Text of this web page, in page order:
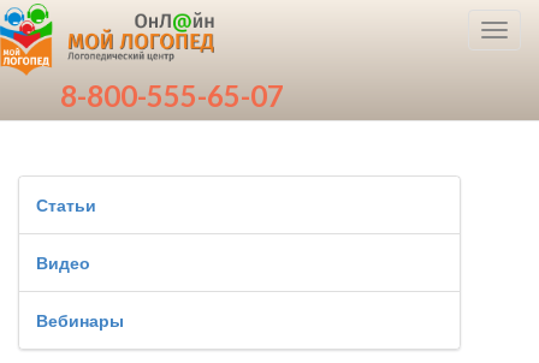
8-800-555-65-07
Статьи
Видео
Вебинары